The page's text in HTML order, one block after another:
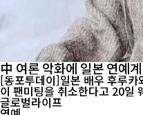
中 여론 악화에 일본 연예
봉 줄줄이 중단
[동포투데이]일본 배우 후루
이 팬미팅을 취소한다고 20일
“불가피한 사유로 행사를 취소
글로벌라이프